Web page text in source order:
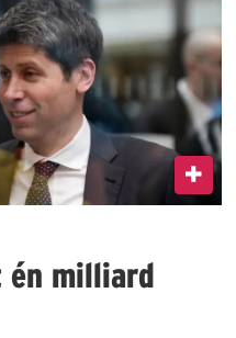
én milliard